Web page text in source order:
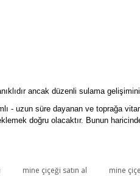
ancak düzenli sulama gelişimini
- uzun süre dayanan ve toprağa
doğru olacaktır. Bunun
mine çiçeği satın al mine